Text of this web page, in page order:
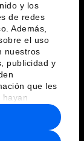
y los
de redes
Además,
el uso
nuestros
publicidad y
que les
hayan
haya
uso